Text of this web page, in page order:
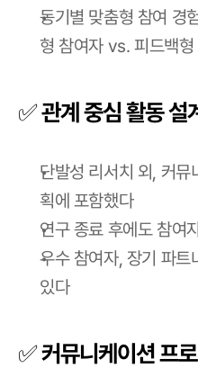
동기별 맞춤형 참여 경
형 참여자 vs. 피드백형
✅ 관계 중심 활동 설
단발성 리서치 외, 커
획에 포함했다
연구 종료 후에도 참여
우수 참여자, 장기 파트
있다
✅ 커뮤니케이션 프